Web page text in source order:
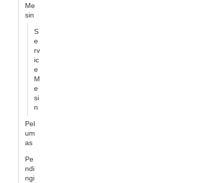
Me
sin
S
e
rv
ic
e
M
e
si
n
Pel
um
as
Pe
ndi
ngi